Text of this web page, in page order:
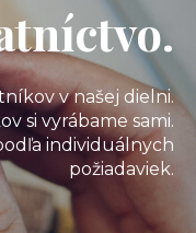
v našej dielni.
si vyrábame sami.
individuálnych
požiadaviek.